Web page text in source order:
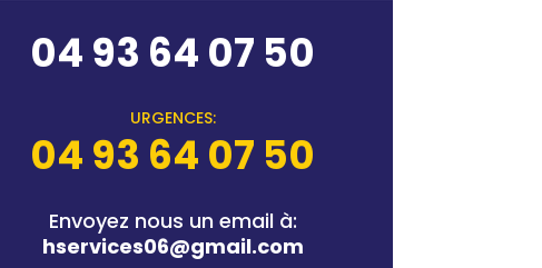
04 93 64 07 50
URGENCES:
04 93 64 07 50
Envoyez nous un email à:
hservices06@gmail.com